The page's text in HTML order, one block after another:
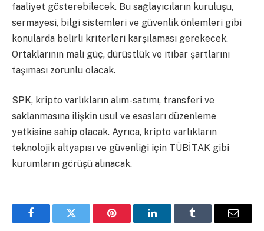
faaliyet gösterebilecek. Bu sağlayıcıların kuruluşu,
sermayesi, bilgi sistemleri ve güvenlik önlemleri gibi
konularda belirli kriterleri karşılaması gerekecek.
Ortaklarının mali güç, dürüstlük ve itibar şartlarını
taşıması zorunlu olacak.
SPK, kripto varlıkların alım-satımı, transferi ve
saklanmasına ilişkin usul ve esasları düzenleme
yetkisine sahip olacak. Ayrıca, kripto varlıkların
teknolojik altyapısı ve güvenliği için TÜBİTAK gibi
kurumların görüşü alınacak.
FacebookTwitter Pinterest LinkedInTumblr Email